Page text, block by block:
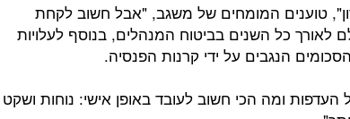
טוענים המומחים של משגב, "אבל חשוב לקחת
לאורך כל השנים בביטוח המנהלים, בנוסף לעלויות
הנגבים על ידי קרנות הפנסיה.
ומה הכי חשוב לעובד באופן אישי: נוחות ושקט